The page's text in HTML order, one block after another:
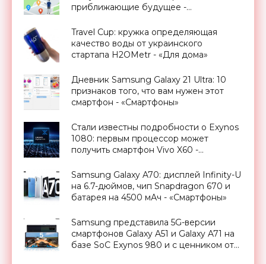
приближающие будущее -
Travel Cup: кружка определяющая
качество воды от украинского
стартапа H2OMetr - «Для дома»
Дневник Samsung Galaxy 21 Ultra: 10
признаков того, что вам нужен этот
смартфон - «Смартфоны»
Стали известны подробности о Exynos
1080: первым процессор может
получить смартфон Vivo X60 -
Samsung Galaxy A70: дисплей Infinity-U
на 6.7-дюймов, чип Snapdragon 670 и
батарея на 4500 мАч - «Смартфоны»
Samsung представила 5G-версии
смартфонов Galaxy A51 и Galaxy A71 на
базе SoC Exynos 980 и с ценником от